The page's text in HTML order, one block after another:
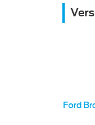
Ford